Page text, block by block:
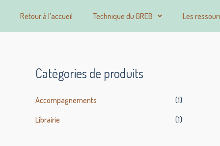
Retour à l’accueil Technique du GREB Les
Catégories de produits
Accompagnements
(1)
Librairie
(1)